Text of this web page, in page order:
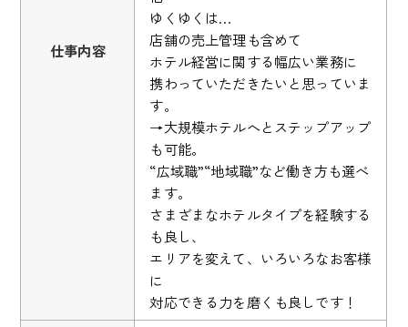
仕事内容
ゆくゆくは…
店舗の売上管理も含めて
ホテル経営に関する幅広い業務に
携わっていただきたいと思っていま
す。
→大規模ホテルへとステップアップ
も可能。
“広域職”“地域職”など働き方も選べ
ます。
さまざまなホテルタイプを経験する
も良し、
エリアを変えて、いろいろなお客様
に
対応できる力を磨くも良しです！